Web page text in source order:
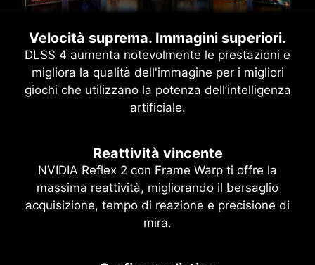
Velocità suprema. Immagini superiori.
DLSS 4 aumenta notevolmente le prestazioni e
migliora la qualità dell'immagine per i migliori
giochi che utilizzano la potenza dell’intelligenza
artificiale.
Reattività vincente
NVIDIA Reflex 2 con Frame Warp ti offre la
massima reattività, migliorando il bersaglio
acquisizione, tempo di reazione e precisione di
mira.